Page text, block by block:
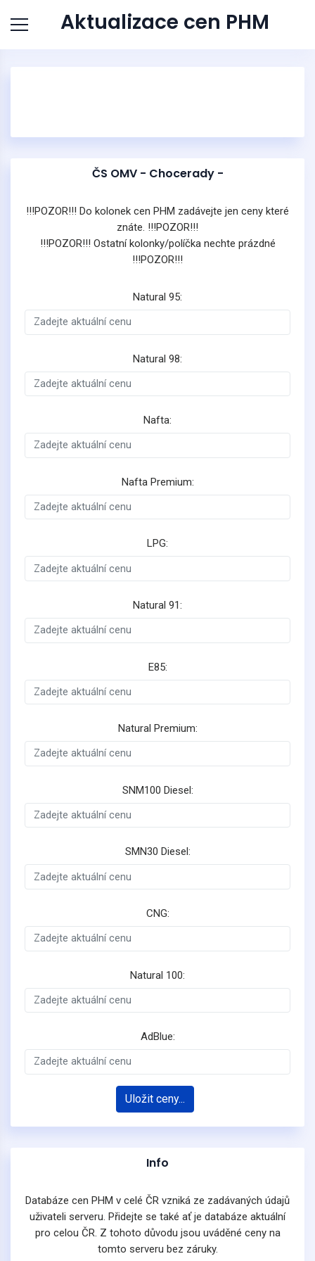
Aktualizace cen PHM
ČS OMV - Chocerady -
!!!POZOR!!! Do kolonek cen PHM zadávejte jen ceny které
znáte. !!!POZOR!!!
!!!POZOR!!! Ostatní kolonky/políčka nechte prázdné
!!!POZOR!!!
Natural 95:
Natural 98:
Nafta:
Nafta Premium:
LPG:
Natural 91:
E85:
Natural Premium:
SNM100 Diesel:
SMN30 Diesel:
CNG:
Natural 100:
AdBlue:
Uložit ceny...
Info
Databáze cen PHM v celé ČR vzniká ze zadávaných údajů
uživateli serveru. Přidejte se také ať je databáze aktuální
pro celou ČR. Z tohoto důvodu jsou uváděné ceny na
tomto serveru bez záruky.